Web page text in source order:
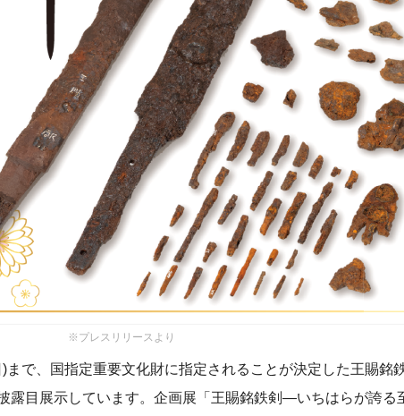
※プレスリリースより
で、国指定重要文化財に指定されることが決定した王賜銘
露目展示しています。企画展「王賜銘鉄剣―いちはらが誇る